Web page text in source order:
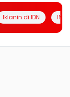
Iklanin di IDN